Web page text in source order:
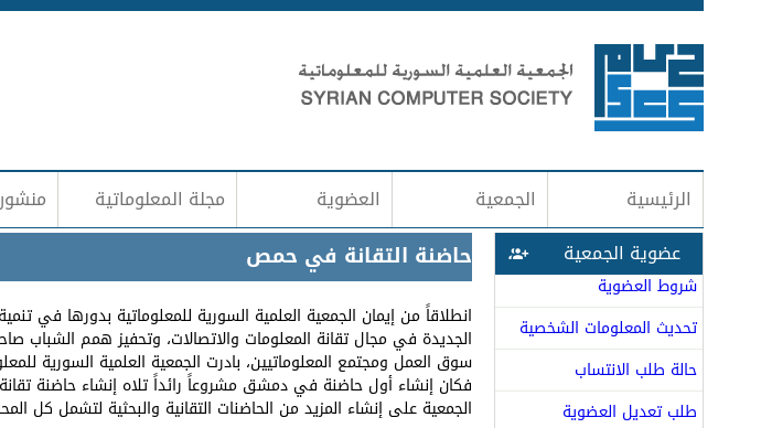
navigation
الرئيسية الجمعية العضوية مجلة المعلوماتية
حاضنة التقانة في حمص
انطلاقاً من إيمان الجمعية العلمية السورية للمعلوماتية بدورها في
الجديدة في مجال تقانة المعلومات والاتصالات، وتحفيز همم الشباب
سوق العمل ومجتمع المعلوماتيين، بادرت الجمعية العلمية السورية
فكان إنشاء أول حاضنة في دمشق مشروعاً رائداً تلاه إنشاء حاضنة
الجمعية على إنشاء المزيد من الحاضنات التقانية والبحثية لتشمل كل
عضوية الجمعية
شروط العضوية
تحديث المعلومات الشخصية
حالة طلب الانتساب
طلب تعديل العضوية